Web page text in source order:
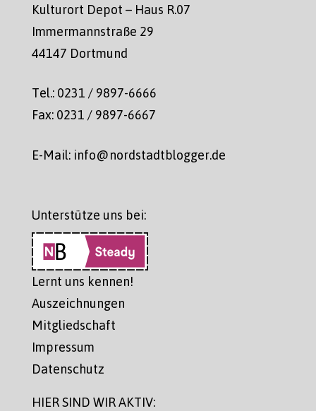
Kulturort Depot – Haus R.07
Immermannstraße 29
44147 Dortmund
Tel.: 0231 / 9897-6666
Fax: 0231 / 9897-6667
E-Mail: info@nordstadtblogger.de
Unterstütze uns bei:
Lernt uns kennen!
Auszeichnungen
Mitgliedschaft
Impressum
Datenschutz
HIER SIND WIR AKTIV: